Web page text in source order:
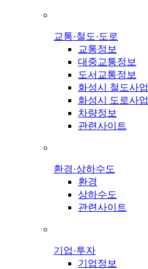
교통·철도·도로
교통정보
대중교통정보
도서교통정보
화성시 철도사업
화성시 도로사업
차량정보
관련사이트
환경·상하수도
환경
상하수도
관련사이트
기업·투자
기업정보